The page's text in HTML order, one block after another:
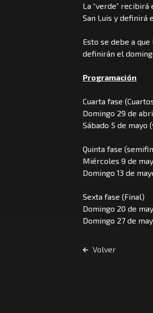
La “verde”
San Luis y definirá
Esto se debe a
definirán el
Programación
Cuarta fase
Domingo 29 de
Sábado 5 de mayo
Quinta fase
Miércoles 9 de
Domingo 13 de
Sexta fase (Final)
Domingo 20 de
Domingo 27 de
Volver